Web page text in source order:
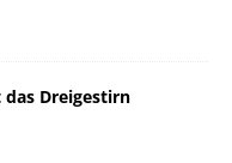
Dreigestirn